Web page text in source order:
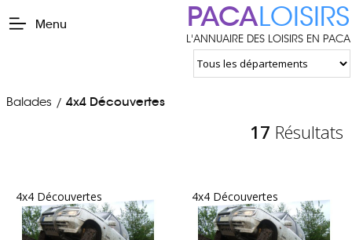
Menu PACALOISIRS
L'ANNUAIRE DES LOISIRS EN PACA
Balades / 4x4 Découvertes
17 Résultats
4x4 Découvertes 4x4 Découvertes